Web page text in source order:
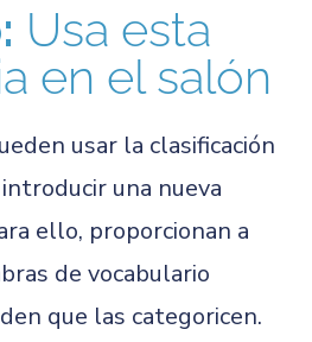
Usa esta
en el salón
usar la clasificación
una nueva
ello, proporcionan a
de vocabulario
que las categoricen.